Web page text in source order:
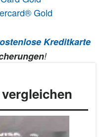
Gold
Kreditkarte
!